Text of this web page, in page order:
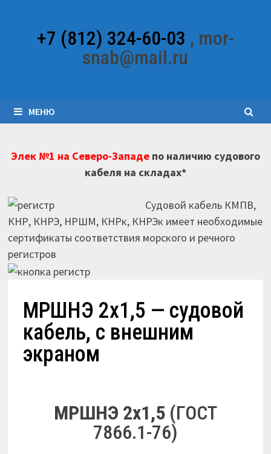
содержимому+7 (812) 324-60-03 , mor-
snab@mail.ru
МЕНЮ
Элек №1 на Северо-Западепо наличию судового
кабеля на складах*
Судовой кабель КМПВ,
КНР, КНРЭ, НРШМ, КНРк, КНРЭк имеет необходимые
сертификаты соответствия морского и речного
регистров
МРШНЭ 2х1,5 — судовой
кабель, с внешним
экраном
МРШНЭ 2х1,5(ГОСТ
7866.1-76)